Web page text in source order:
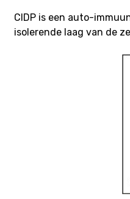
CIDP is een auto-
isolerende laag van de